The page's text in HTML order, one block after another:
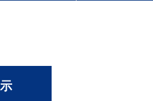
折疊箱 鋼結(jié)構(gòu)